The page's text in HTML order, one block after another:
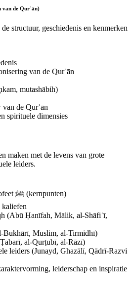
van de Qurʾān)
structuur, geschiedenis en kenmerken
van de Qurʾān
mutashābih)
van de Qurʾān
spirituele dimensies
maken met de levens van grote
leiders.
Biografie van de Profeet ﷺ (kernpunten)
kaliefen
(Abū Ḥanīfah, Mālik, al‑Shāfiʿī,
Muslim, al‑Tirmidhī)
al‑Qurṭubī, al‑Rāzī)
leiders (Junayd, Ghazālī, Qādrī‑Razvi
leiderschap en inspiratie